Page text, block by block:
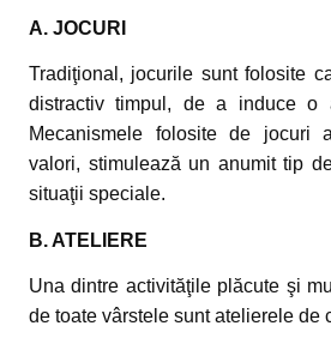
A. JOCURI
Tradiţional, jocurile sunt folosite
distractiv timpul, de a induce o
Mecanismele folosite de jocuri
valori, stimulează un anumit tip
situaţii speciale.
B. ATELIERE
Una dintre activităţile plăcute şi
de toate vârstele sunt atelierele de